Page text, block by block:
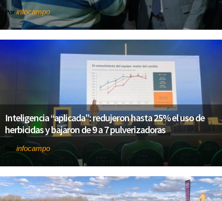
Por infocampo
Inteligencia “aplicada”: redujeron hasta 25% el uso de
herbicidas y bajaron de 9 a 7 pulverizadoras
infocampo